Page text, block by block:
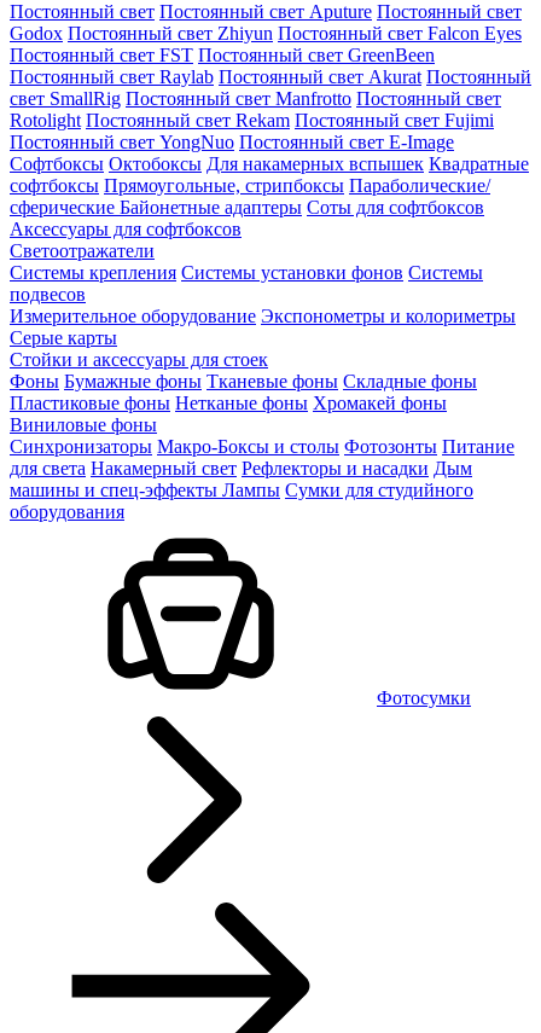
Постоянный свет Постоянный свет Aputure Постоянный свет
Godox Постоянный свет Zhiyun Постоянный свет Falcon Eyes
Постоянный свет FST Постоянный свет GreenBeen
Постоянный свет Raylab Постоянный свет Akurat Постоянный
свет SmallRig Постоянный свет Manfrotto Постоянный свет
Rotolight Постоянный свет Rekam Постоянный свет Fujimi
Постоянный свет YongNuo Постоянный свет E-Image
Софтбоксы Октобоксы Для накамерных вспышек Квадратные
софтбоксы Прямоугольные, стрипбоксы Параболические/
сферические Байонетныe адаптеры Соты для софтбоксов
Аксессуары для софтбоксов
Светоотражатели
Системы крепления Системы установки фонов Системы
подвесов
Измерительное оборудование Экспонометры и колориметры
Серые карты
Стойки и аксессуары для стоек
Фоны Бумажные фоны Тканевые фоны Складные фоны
Пластиковые фоны Нетканые фоны Хромакей фоны
Виниловые фоны
Синхронизаторы Макро-Боксы и столы Фотозонты Питание
для света Накамерный свет Рефлекторы и насадки Дым
машины и спец-эффекты Лампы Сумки для студийного
оборудования
Фотосумки